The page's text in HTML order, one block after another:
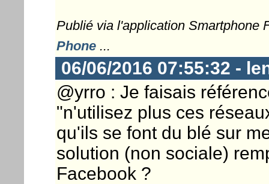
Publié via l'application Smartphone
Phone...
06/06/2016 07:55:32 -
@yrro : Je faisais
"n'utilisez plus ces
qu'ils se font du blé sur
solution (non sociale)
Facebook ?